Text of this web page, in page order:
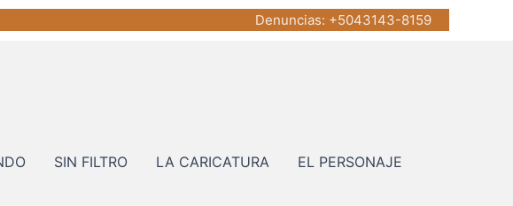
Denuncias: +5043143-8159
SIN FILTRO LA CARICATURA EL PERSONAJE